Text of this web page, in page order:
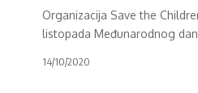
Organizacija Save the
listopada Međunarodnog
14/10/2020